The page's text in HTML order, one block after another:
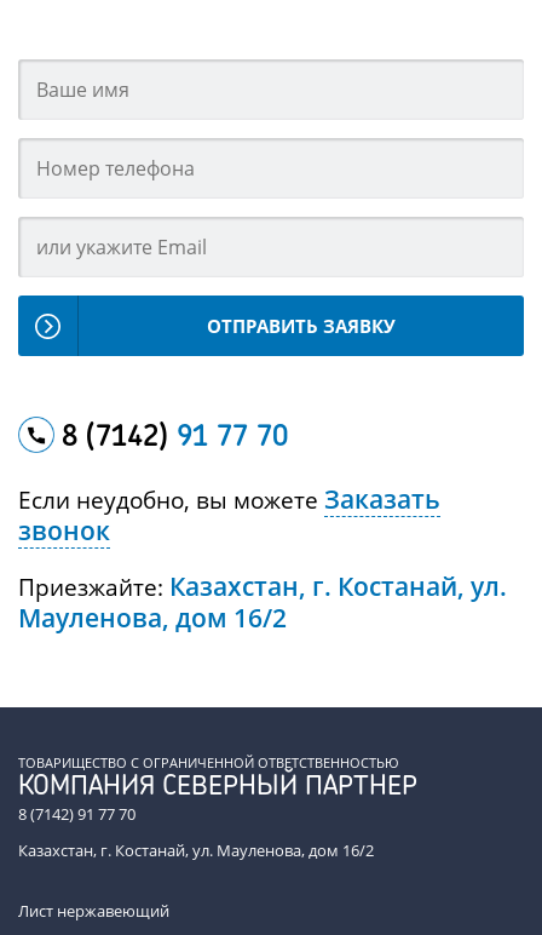
ОТПРАВИТЬ ЗАЯВКУ
8 (7142) 91 77 70
Если неудобно, вы можете Заказать
звонок
Приезжайте: Казахстан, г. Костанай, ул.
Мауленова, дом 16/2
ТОВАРИЩЕСТВО С ОГРАНИЧЕННОЙ ОТВЕТСТВЕННОСТЬЮ
КОМПАНИЯ СЕВЕРНЫЙ ПАРТНЕР
8 (7142) 91 77 70
Казахстан, г. Костанай, ул. Мауленова, дом 16/2
Лист нержавеющий